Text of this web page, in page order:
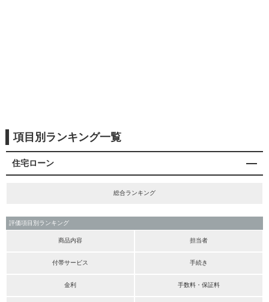
項目別ランキング一覧
住宅ローン
総合ランキング
評価項目別ランキング
商品内容 担当者
付帯サービス 手続き
金利 手数料・保証料